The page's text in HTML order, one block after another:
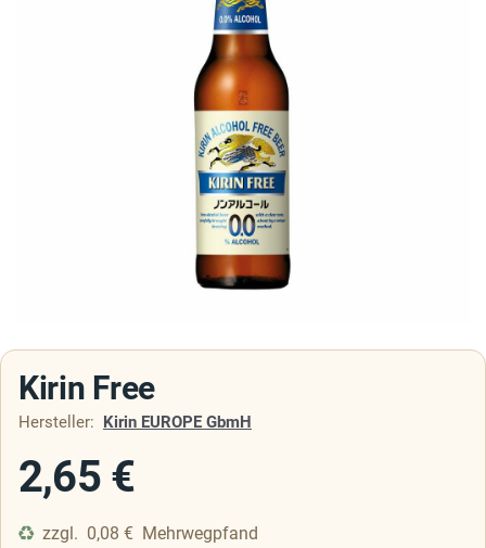
Kirin Free
Hersteller: Kirin EUROPE GbmH
2,65€
zzgl. 0,08 € Mehrwegpfand